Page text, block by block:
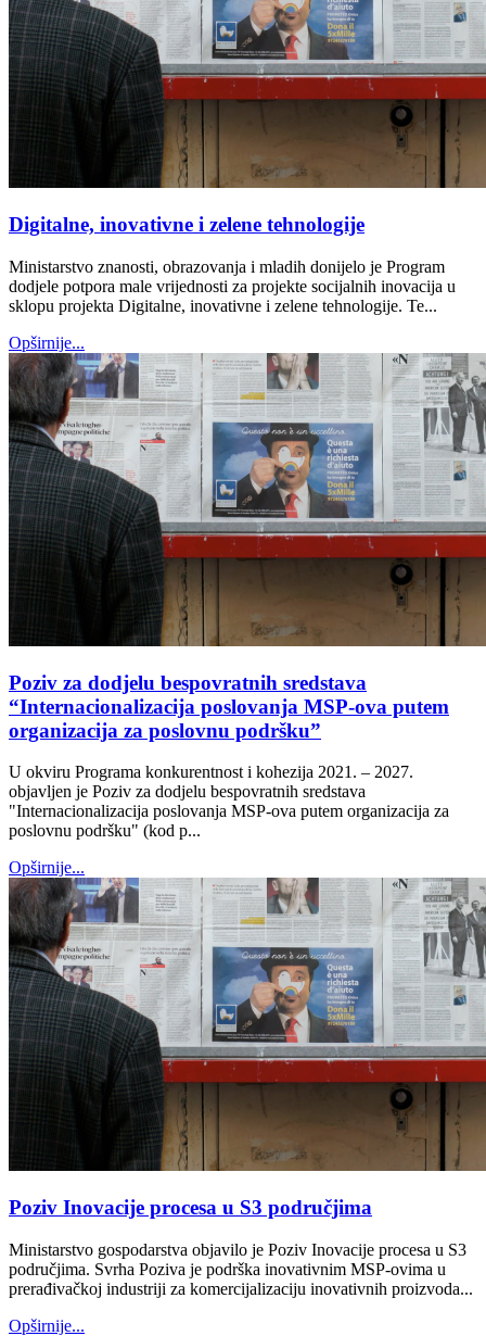
Digitalne, inovativne i zelene tehnologije
Ministarstvo znanosti, obrazovanja i mladih donijelo je Program
dodjele potpora male vrijednosti za projekte socijalnih inovacija u
sklopu projekta Digitalne, inovativne i zelene tehnologije. Te...
Opširnije...
Poziv za dodjelu bespovratnih sredstava
“Internacionalizacija poslovanja MSP-ova putem
organizacija za poslovnu podršku”
U okviru Programa konkurentnost i kohezija 2021. – 2027.
objavljen je Poziv za dodjelu bespovratnih sredstava
"Internacionalizacija poslovanja MSP-ova putem organizacija za
poslovnu podršku" (kod p...
Opširnije...
Poziv Inovacije procesa u S3 područjima
Ministarstvo gospodarstva objavilo je Poziv Inovacije procesa u S3
područjima. Svrha Poziva je podrška inovativnim MSP-ovima u
prerađivačkoj industriji za komercijalizaciju inovativnih proizvoda...
Opširnije...